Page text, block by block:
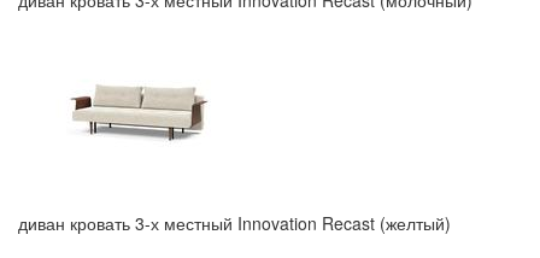
диван кровать 3-х местный Innovation Recast (желтый)